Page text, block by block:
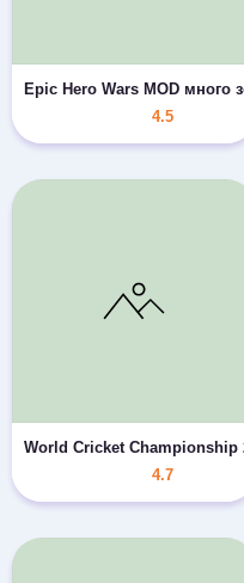
Epic Hero Wars MOD много
4.5
World Cricket Championship
4.7